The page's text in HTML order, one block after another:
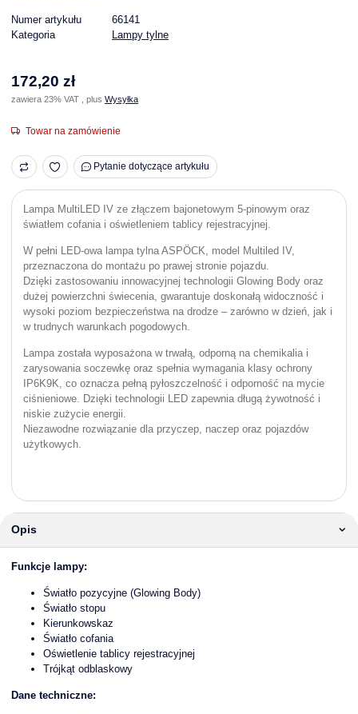
Numer artykułu
66141
Kategoria
Lampy tylne
172,20 zł
zawiera 23% VAT , plus Wysyłka
Towar na zamówienie
Pytanie dotyczące artykułu
Lampa MultiLED IV ze złączem bajonetowym 5-pinowym oraz
światłem cofania i oświetleniem tablicy rejestracyjnej.
W pełni LED-owa lampa tylna ASPÖCK, model Multiled IV,
przeznaczona do montażu po prawej stronie pojazdu.
Dzięki zastosowaniu innowacyjnej technologii Glowing Body oraz
dużej powierzchni świecenia, gwarantuje doskonałą widoczność i
wysoki poziom bezpieczeństwa na drodze – zarówno w dzień, jak i
w trudnych warunkach pogodowych.
Lampa została wyposażona w trwałą, odporną na chemikalia i
zarysowania soczewkę oraz spełnia wymagania klasy ochrony
IP6K9K, co oznacza pełną pyłoszczelność i odporność na mycie
ciśnieniowe. Dzięki technologii LED zapewnia długą żywotność i
niskie zużycie energii.
Niezawodne rozwiązanie dla przyczep, naczep oraz pojazdów
użytkowych.
Opis
Funkcje lampy:
Światło pozycyjne (Glowing Body)
Światło stopu
Kierunkowskaz
Światło cofania
Oświetlenie tablicy rejestracyjnej
Trójkąt odblaskowy
Dane techniczne: